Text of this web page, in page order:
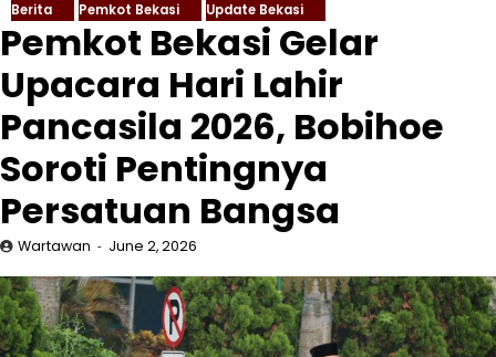
Berita Pemkot Bekasi Update Bekasi
Pemkot Bekasi Gelar
Upacara Hari Lahir
Pancasila 2026, Bobihoe
Soroti Pentingnya
Persatuan Bangsa
Wartawan June 2, 2026